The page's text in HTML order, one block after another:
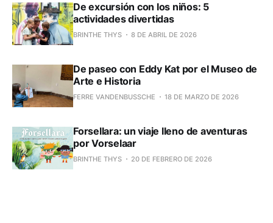
De excursión con los niños: 5
actividades divertidas
BRINTHE THYS 8 DE ABRIL DE 2026
De paseo con Eddy Kat por el Museo de
Arte e Historia
FERRE VANDENBUSSCHE 18 DE MARZO DE 2026
Forsellara: un viaje lleno de aventuras
por Vorselaar
BRINTHE THYS 20 DE FEBRERO DE 2026